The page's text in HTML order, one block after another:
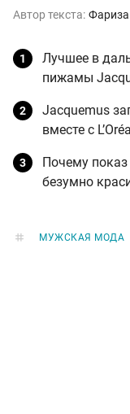
Автор текста:
Лучшее в
пижамы
Jacquemus
вместе с
Почему
безумно
МУЖСКАЯ МОДА